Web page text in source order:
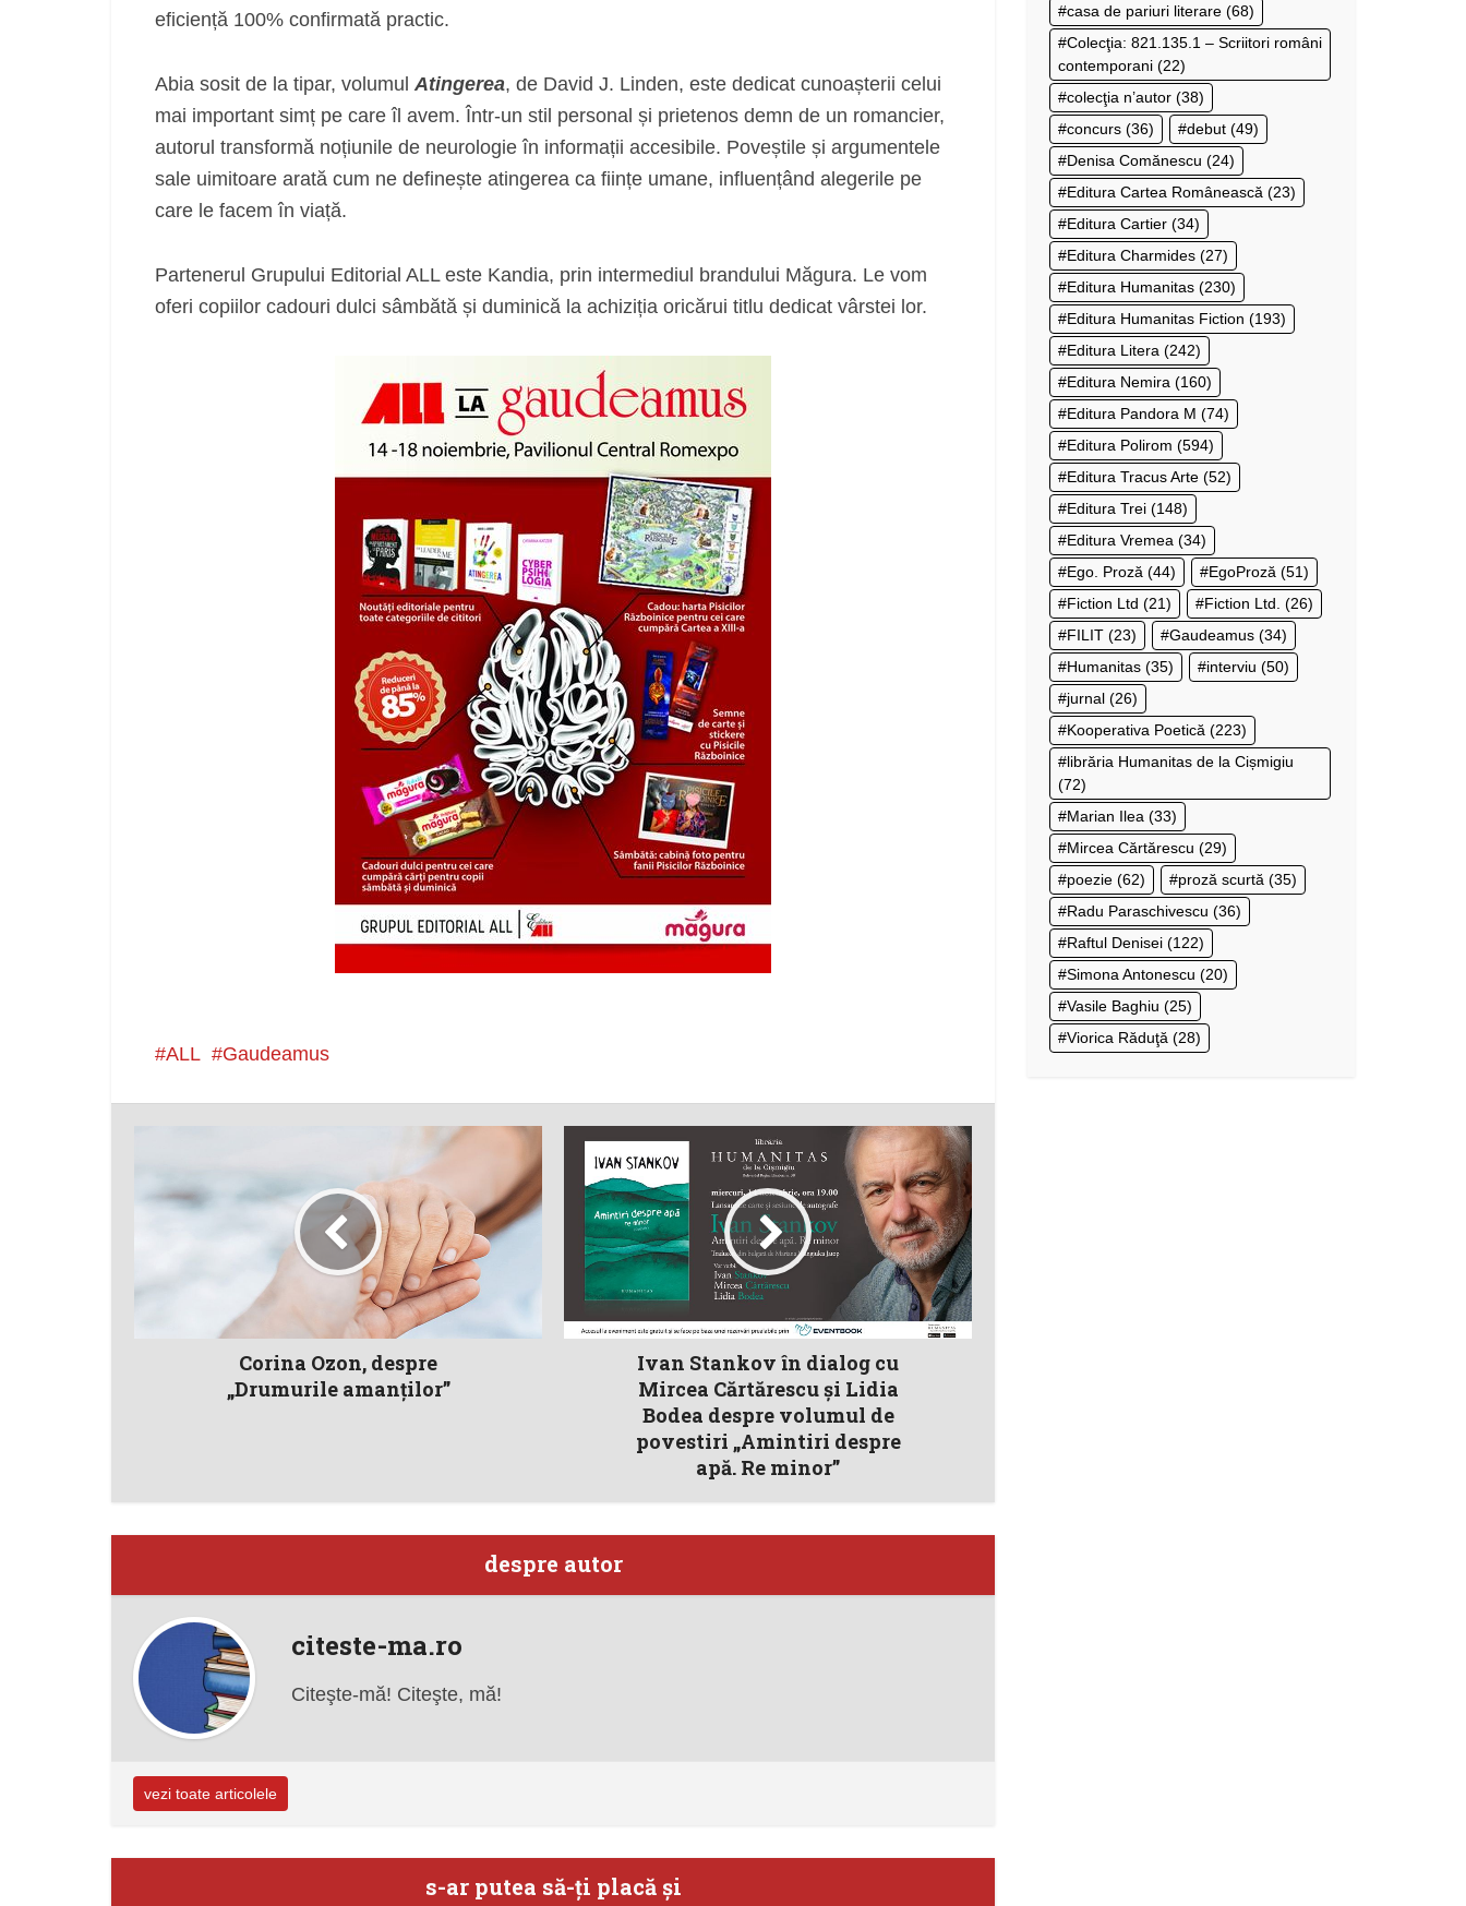
eficiență 100% confirmată practic.
Abia sosit de la tipar, volumul Atingerea, de David J. Linden, este dedicat cunoașterii celui
mai important simț pe care îl avem. Într-un stil personal și prietenos demn de un romancier,
autorul transformă noțiunile de neurologie în informații accesibile. Poveștile și argumentele
sale uimitoare arată cum ne definește atingerea ca ființe umane, influențând alegerile pe
care le facem în viață.
Partenerul Grupului Editorial ALL este Kandia, prin intermediul brandului Măgura. Le vom
oferi copiilor cadouri dulci sâmbătă și duminică la achiziția oricărui titlu dedicat vârstei lor.
ALL Gaudeamus
Corina Ozon, despre
„Drumurile amanţilor”
Ivan Stankov în dialog cu
Mircea Cărtărescu și Lidia
Bodea despre volumul de
povestiri „Amintiri despre
apă. Re minor”
despre autor
citeste-ma.ro
Citeşte-mă! Citeşte, mă!
vezi toate articolele
s-ar putea să-ţi placă şi
casa de pariuri literare (68)
Colecţia: 821.135.1 – Scriitori români
contemporani (22)
colecţia n’autor (38)
concurs (36) debut (49)
Denisa Comănescu (24)
Editura Cartea Românească (23)
Editura Cartier (34)
Editura Charmides (27)
Editura Humanitas (230)
Editura Humanitas Fiction (193)
Editura Litera (242)
Editura Nemira (160)
Editura Pandora M (74)
Editura Polirom (594)
Editura Tracus Arte (52)
Editura Trei (148)
Editura Vremea (34)
Ego. Proză (44) EgoProză (51)
Fiction Ltd (21) Fiction Ltd. (26)
FILIT (23) Gaudeamus (34)
Humanitas (35) interviu (50)
jurnal (26)
Kooperativa Poetică (223)
librăria Humanitas de la Cișmigiu
(72)
Marian Ilea (33)
Mircea Cărtărescu (29)
poezie (62) proză scurtă (35)
Radu Paraschivescu (36)
Raftul Denisei (122)
Simona Antonescu (20)
Vasile Baghiu (25)
Viorica Răduţă (28)